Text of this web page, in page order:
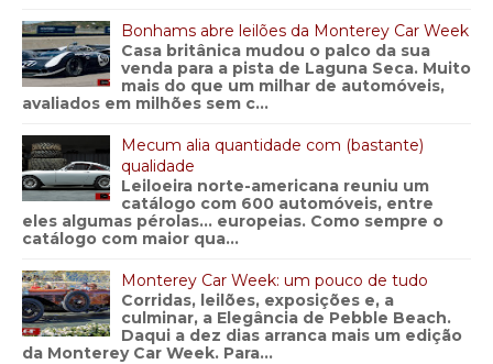
Bonhams abre leilões da Monterey Car Week
Casa britânica mudou o palco da sua
venda para a pista de Laguna Seca. Muito
mais do que um milhar de automóveis,
avaliados em milhões sem c...
Mecum alia quantidade com (bastante)
qualidade
Leiloeira norte-americana reuniu um
catálogo com 600 automóveis, entre
eles algumas pérolas… europeias. Como sempre o
catálogo com maior qua...
Monterey Car Week: um pouco de tudo
Corridas, leilões, exposições e, a
culminar, a Elegância de Pebble Beach.
Daqui a dez dias arranca mais um edição
da Monterey Car Week. Para...